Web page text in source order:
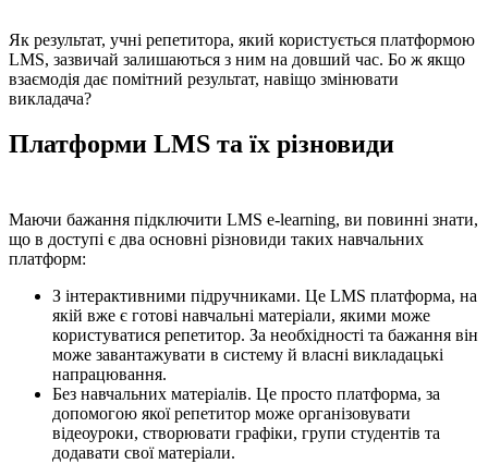
Як результат, учні репетитора, який користується платформою
LMS, зазвичай залишаються з ним на довший час. Бо ж якщо
взаємодія дає помітний результат, навіщо змінювати
викладача?
Платформи LMS та їх різновиди
Маючи бажання підключити LMS e-learning, ви повинні знати,
що в доступі є два основні різновиди таких навчальних
платформ:
З інтерактивними підручниками. Це LMS платформа, на
якій вже є готові навчальні матеріали, якими може
користуватися репетитор. За необхідності та бажання він
може завантажувати в систему й власні викладацькі
напрацювання.
Без навчальних матеріалів. Це просто платформа, за
допомогою якої репетитор може організовувати
відеоуроки, створювати графіки, групи студентів та
додавати свої матеріали.